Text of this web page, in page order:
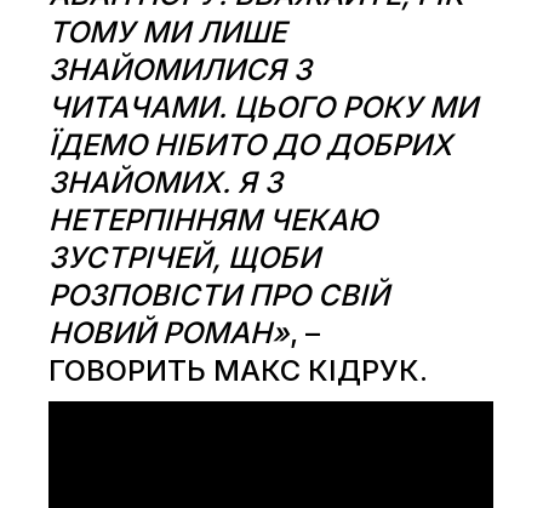
ТОМУ МИ ЛИШЕ
ЗНАЙОМИЛИСЯ З
ЧИТАЧАМИ. ЦЬОГО РОКУ МИ
ЇДЕМО НІБИТО ДО ДОБРИХ
ЗНАЙОМИХ. Я З
НЕТЕРПІННЯМ ЧЕКАЮ
ЗУСТРІЧЕЙ, ЩОБИ
РОЗПОВІСТИ ПРО СВІЙ
НОВИЙ РОМАН», –
ГОВОРИТЬ МАКС КІДРУК.